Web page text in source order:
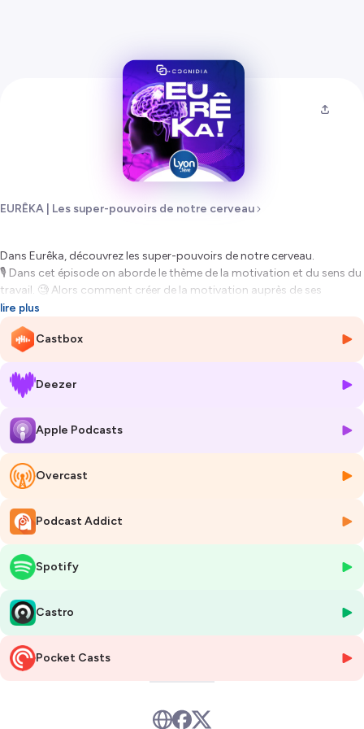
EURÊKA | Les super-pouvoirs de notre cerveau
Dans Eurêka, découvrez les super-pouvoirs de notre cerveau.
🎙️ Dans cet épisode on aborde le thème de la motivation et du sens du
travail. 🧐 Alors comment créer de la motivation auprès de ses
collaborateurs ?
« Eurêka Les super-pouvoirs de notre cerveau » à écouter sur LYON
«apprenez, agissez et innovez grâce aux sciences cognitives»
pour plus d'informations.
lire plus
Castbox
Deezer
Apple Podcasts
Overcast
Podcast Addict
Spotify
Castro
Pocket Casts